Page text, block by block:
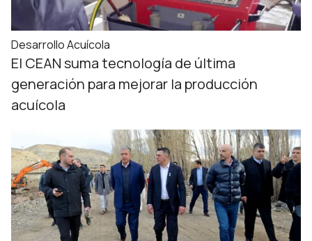
Desarrollo Acuícola
El CEAN suma tecnología de última
generación para mejorar la producción
acuícola